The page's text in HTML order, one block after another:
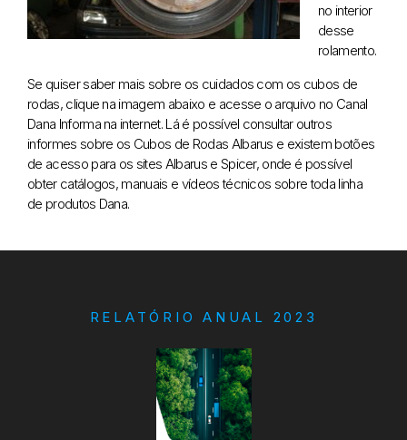
no interior
desse
rolamento.
Se quiser saber mais sobre os cuidados com os cubos de
rodas, clique na imagem abaixo e acesse o arquivo no Canal
Dana Informa na internet. Lá é possível consultar outros
informes sobre os Cubos de Rodas Albarus e existem botões
de acesso para os sites Albarus e Spicer, onde é possível
obter catálogos, manuais e vídeos técnicos sobre toda linha
de produtos Dana.
RELATÓRIO ANUAL 2023